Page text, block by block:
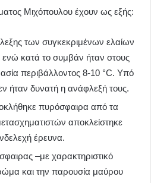
Μιχόπουλου έχουν ως εξής:
των συγκεκριμένων ελαίων
ενώ κατά το συμβάν ήταν στους
περιβάλλοντος 8-10 °C. Υπό
ήταν δυνατή η ανάφλεξή τους.
πυρόσφαιρα από τα
αποκλείστηκε
έρευνα.
–με χαρακτηριστικό
και την παρουσία μαύρου